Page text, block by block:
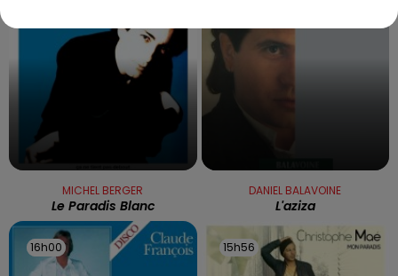
MICHEL BERGER
Le Paradis Blanc
DANIEL BALAVOINE
L'aziza
16h00
16h00 15h56
15h56